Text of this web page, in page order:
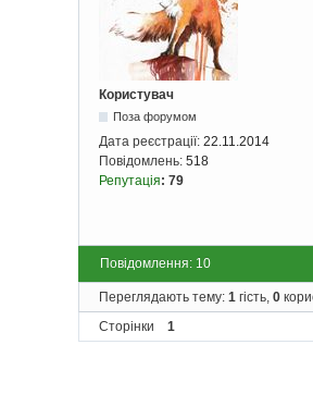
Користувач
Поза форумом
Дата реєстрації: 22.11.2014
Повідомлень: 518
Репутація: 79
Повідомлення: 10
Переглядають тему: 1 гість, 0
Сторінки
1